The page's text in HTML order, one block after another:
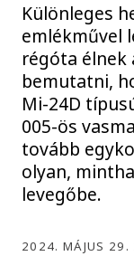
Különleges
emlékművel
régóta élnek
bemutatni,
Mi-24D
005-ös
tovább
olyan,
levegőbe.
2024. MÁJUS